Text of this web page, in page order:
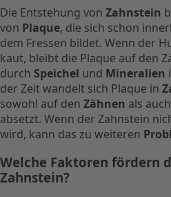
Die Entstehung von Zahnstein
von Plaque, die sich schon
dem Fressen bildet. Wenn der
kaut, bleibt die Plaque auf den
durch Speichel und Mineralien
der Zeit wandelt sich Plaque in
sowohl auf den Zähnen als
absetzt. Wenn der Zahnstein
wird, kann das zu weiteren
Welche Faktoren fördern
Zahnstein?